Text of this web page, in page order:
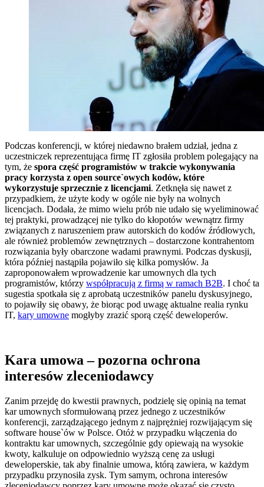
Podczas konferencji, w której niedawno brałem udział, jedna z
uczestniczek reprezentująca firmę IT zgłosiła problem polegający na
tym, że spora część programistów w trakcie wykonywania
pracy korzysta z open source`owych kodów, które
wykorzystuje sprzecznie z licencjami. Zetknęła się nawet z
przypadkiem, że użyte kody w ogóle nie były na wolnych
licencjach. Dodała, że mimo wielu prób nie udało się wyeliminować
tej praktyki, prowadzącej nie tylko do kłopotów wewnątrz firmy
związanych z naruszeniem praw autorskich do kodów źródłowych,
ale również problemów zewnętrznych – dostarczone kontrahentom
rozwiązania były obarczone wadami prawnymi. Podczas dyskusji,
która później nastąpiła pojawiło się kilka pomysłów. Ja
zaproponowałem wprowadzenie kar umownych dla tych
programistów, którzy współpracują z firmą w ramach B2B. I choć ta
sugestia spotkała się z aprobatą uczestników panelu dyskusyjnego,
to pojawiły się obawy, że biorąc pod uwagę aktualne realia rynku
IT, kary umowne mogłyby zrazić sporą część deweloperów.
Kara umowa – pozorna ochrona
interesów zleceniodawcy
Zanim przejdę do kwestii prawnych, podzielę się opinią na temat
kar umownych sformułowaną przez jednego z uczestników
konferencji, zarządzającego jednym z najprężniej rozwijającym się
software house`ów w Polsce. Otóż w przypadku włączenia do
kontraktu kar umownych, szczególnie gdy opiewają na wysokie
kwoty, kalkuluje on odpowiednio wyższą cenę za usługi
deweloperskie, tak aby finalnie umowa, którą zawiera, w każdym
przypadku przynosiła zysk. Tym samym, ochrona interesów